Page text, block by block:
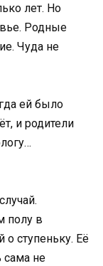
лет. Но
Родные
Чуда не
ей было
и родители
полу в
о ступеньку. Её
сама не